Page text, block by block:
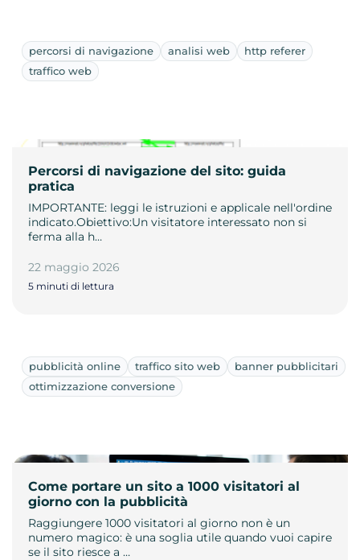
percorsi di navigazione analisi web
http referer
traffico web
Percorsi di navigazione del sito: guida
pratica
IMPORTANTE: leggi le istruzioni e applicale nell'ordine
indicato.Obiettivo:Un visitatore interessato non si
ferma alla h…
22 maggio 2026
5 minuti di lettura
pubblicità online traffico sito web
banner pubblicitari
ottimizzazione conversione
Come portare un sito a 1000 visitatori al
giorno con la pubblicità
Raggiungere 1000 visitatori al giorno non è un
numero magico: è una soglia utile quando vuoi capire
se il sito riesce a …